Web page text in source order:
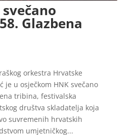
Glazbena
orkestra Hrvatske
je u osječkom HNK svečano
tribina, festivalska
društva skladatelja koja
suvremenih hrvatskih
umjetničkog...